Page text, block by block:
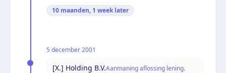
10 maanden, 1 week later
5 december 2001
[X.] Holding B.V.Aanmaning aflossing lening.